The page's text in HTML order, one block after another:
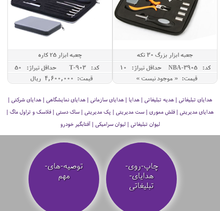
جعبه ابزار بزرگ 30 تکه
کد: NBA-3905
حداقل تيراژ: 10
قیمت: « موجود نیست »
چعبه ابزار 25 کاره
کد: T-903
حداقل تيراژ: 50
قیمت: 4,600,000 ريال
هدایای تبلیغاتی | هدیه تبلیغاتی | هدایا | هدایای سازمانی | هدایای نمایشگاهی | هدایای شرکتی |
هدایای مدیریتی | فلش مموری | ست مدیریتی | پک مدیریتی | ساک دستی | فلاسک و تراول ماگ |
لیوان تبلیغاتی | لیوان سرامیکی | آفتابگیر خودرو
چاپ-روی-
هدایای-
تبلیغاتی
توصیه‌-های-
مهم